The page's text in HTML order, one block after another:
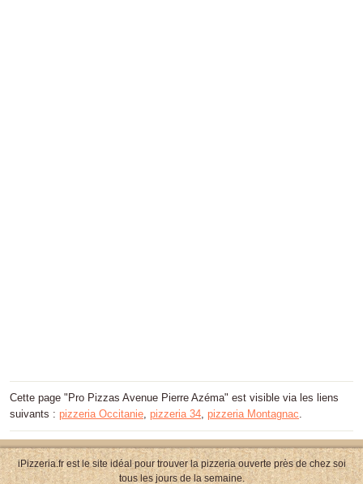
Cette page "Pro Pizzas Avenue Pierre Azéma" est visible via les liens
suivants : pizzeria Occitanie, pizzeria 34, pizzeria Montagnac.
iPizzeria.fr est le site idéal pour trouver la pizzeria ouverte près de chez soi
tous les jours de la semaine.